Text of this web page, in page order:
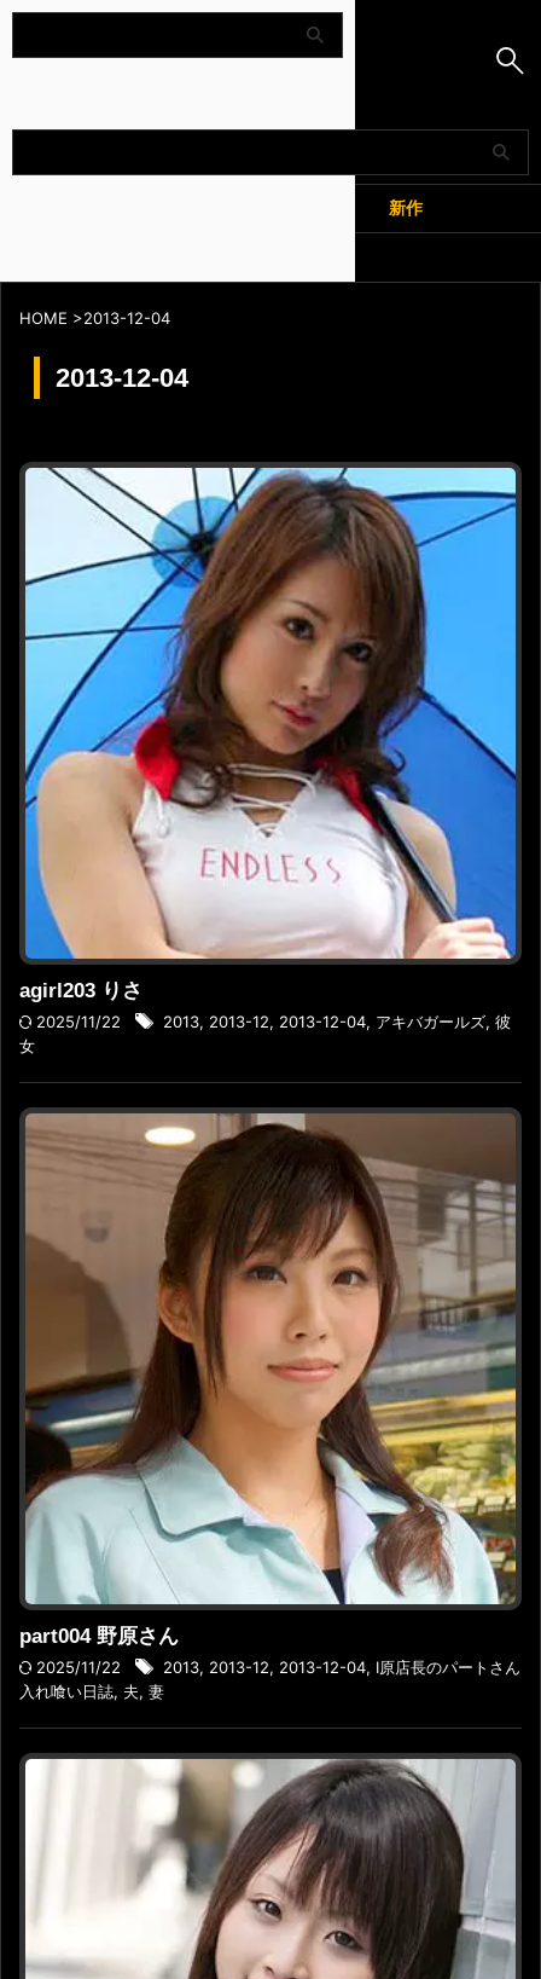
Amapedia
新作
HOME >2013-12-04
2013-12-04
agirl203 りさ
2025/11/22 2013, 2013-12, 2013-12-04, アキバガールズ, 彼
女
part004 野原さん
2025/11/22 2013, 2013-12, 2013-12-04, I原店長のパートさん
入れ喰い日誌, 夫, 妻